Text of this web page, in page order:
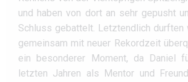
und haben von dort an sehr gepusht
Schluss gebattelt. Letztendlich
gemeinsam mit neuer Rekordzeit
ein besonderer Moment, da Daniel
letzten Jahren als Mentor und